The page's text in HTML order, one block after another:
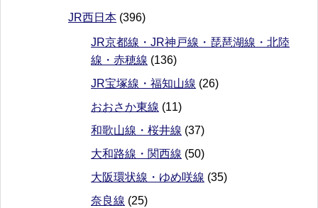
JR西日本 (396)
JR京都線・JR神戸線・琵琶湖線・北陸
線・赤穂線 (136)
JR宝塚線・福知山線 (26)
おおさか東線 (11)
和歌山線・桜井線 (37)
大和路線・関西線 (50)
大阪環状線・ゆめ咲線 (35)
奈良線 (25)